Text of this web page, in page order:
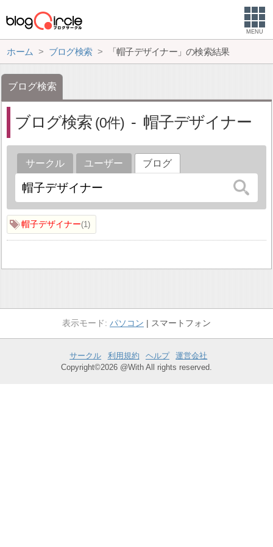
MENU
ホーム ブログ検索 「帽子デザイナー」の検索結果
ブログ検索
ブログ検索 0 帽子デザイナー
サークル ユーザー ブログ
帽子デザイナー 1
パソコン スマートフォン
サークル 利用規約 ヘルプ
運営会社
Copyright©2026 @With All rights reserved.